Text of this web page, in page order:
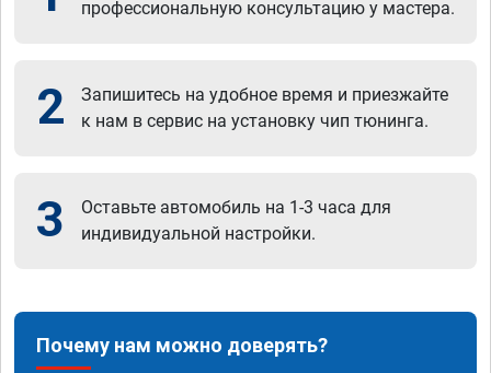
профессиональную консультацию у мастера.
2
Запишитесь на удобное время и приезжайте
к нам в сервис на установку чип тюнинга.
3
Оставьте автомобиль на 1-3 часа для
индивидуальной настройки.
Почему нам можно доверять?